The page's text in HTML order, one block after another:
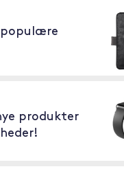
populære
produkter